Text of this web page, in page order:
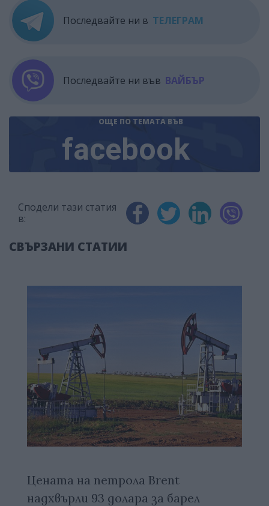
Последвайте ни в ТЕЛЕГРАМ
Последвайте ни във ВАЙБЪР
ОЩЕ ПО ТЕМАТА ВЪВ
facebook
Сподели тази статия
в:
СВЪРЗАНИ СТАТИИ
Цената на петрола Brent
надхвърли 93 долара за барел